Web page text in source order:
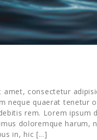
amet, consectetur
neque quaerat tenetur
rem. Lorem ipsum
doloremque
in, hic [...]